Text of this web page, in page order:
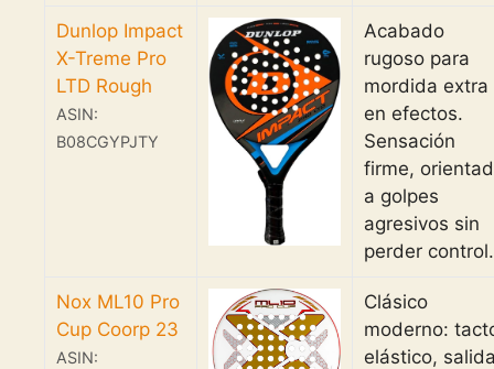
Dunlop Impact
X-Treme Pro
LTD Rough
ASIN:
B08CGYPJTY
Acabado
rugoso para
mordida extra
en efectos.
Sensación
firme,
a golpes
agresivos sin
perder control.
Nox ML10 Pro
Cup Coorp 23
ASIN:
Clásico
moderno:
elástico,